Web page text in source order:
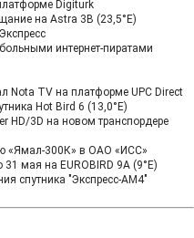
Digiturk
на Astra 3B (23,5°E)
интернет-пиратами
Nota TV на платформе UPC Direct
Hot Bird 6 (13,0°E)
HD/3D на новом транспордере
«Ямал-300К» в ОАО «ИСС»
31 мая на EUROBIRD 9A (9°E)
спутника "Экспресс-АМ4"